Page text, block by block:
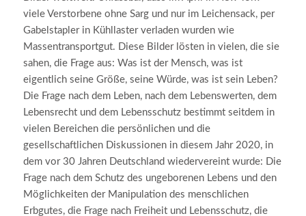
viele Verstorbene ohne Sarg und nur im Leichensack, per
Gabelstapler in Kühllaster verladen wurden wie
Massentransportgut. Diese Bilder lösten in vielen, die sie
sahen, die Frage aus: Was ist der Mensch, was ist
eigentlich seine Größe, seine Würde, was ist sein Leben?
Die Frage nach dem Leben, nach dem Lebenswerten, dem
Lebensrecht und dem Lebensschutz bestimmt seitdem in
vielen Bereichen die persönlichen und die
gesellschaftlichen Diskussionen in diesem Jahr 2020, in
dem vor 30 Jahren Deutschland wiedervereint wurde: Die
Frage nach dem Schutz des ungeborenen Lebens und den
Möglichkeiten der Manipulation des menschlichen
Erbgutes, die Frage nach Freiheit und Lebensschutz, die